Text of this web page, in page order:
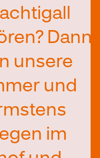
Dann
unsere
und
im